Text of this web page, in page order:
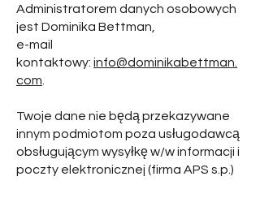
Administratorem danych osobowych
jest Dominika Bettman,
e-mail
kontaktowy: info@dominikabettman.
com
Twoje dane nie będą przekazywane
innym podmiotom poza usługodawcą
obsługującym wysyłkę w/w informacji i
poczty elektronicznej (firma APS s.p.)